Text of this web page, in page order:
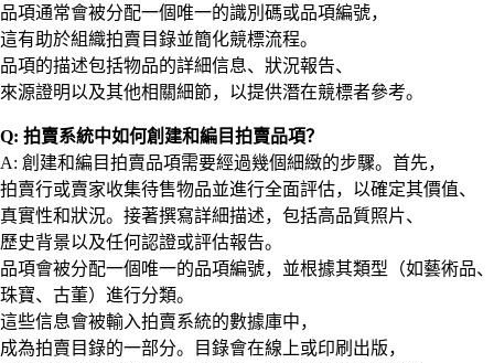
品項通常會被分配一個唯一的識別碼或品項編號，
這有助於組織拍賣目錄並簡化競標流程。
品項的描述包括物品的詳細信息、狀況報告、
來源證明以及其他相關細節，以提供潛在競標者參考。
Q: 拍賣系統中如何創建和編目拍賣品項？
A: 創建和編目拍賣品項需要經過幾個細緻的步驟。首先，
拍賣行或賣家收集待售物品並進行全面評估，以確定其價值、
真實性和狀況。接著撰寫詳細描述，包括高品質照片、
歷史背景以及任何認證或評估報告。
品項會被分配一個唯一的品項編號，並根據其類型（如藝術品、
珠寶、古董）進行分類。
這些信息會被輸入拍賣系統的數據庫中，
成為拍賣目錄的一部分。目錄會在線上或印刷出版，